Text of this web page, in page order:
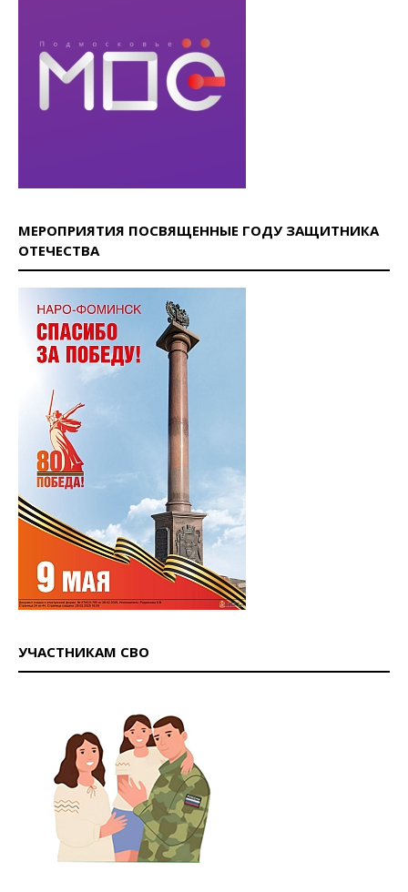
МЕРОПРИЯТИЯ ПОСВЯЩЕННЫЕ ГОДУ ЗАЩИТНИКА
ОТЕЧЕСТВА
УЧАСТНИКАМ СВО